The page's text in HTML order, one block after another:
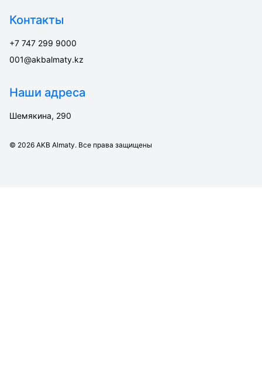
Контакты
+7 747 299 9000
001@akbalmaty.kz
Наши адреса
Шемякина, 290
© 2026 AKB Almaty. Все права защищены